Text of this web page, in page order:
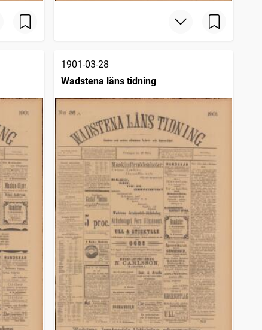
1901-03-28
Wadstena läns tidning